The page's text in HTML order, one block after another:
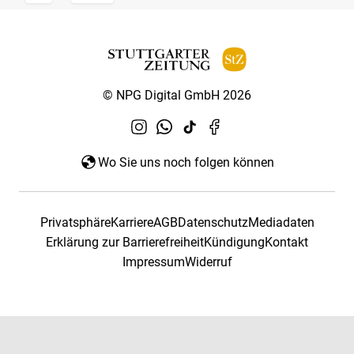
© NPG Digital GmbH 2026
Wo Sie uns noch folgen können
PrivatsphäreKarriereAGBDatenschutzMediadaten
Erklärung zur BarrierefreiheitKündigungKontakt
ImpressumWiderruf